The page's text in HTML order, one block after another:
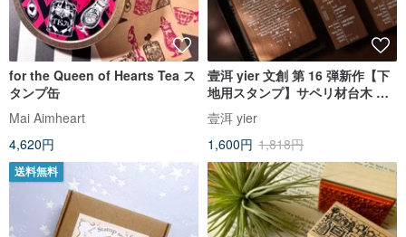
for the Queen of Hearts Tea ス
タンプ缶
Mai Aimheart
4,620円
壹洱 yier 文創 第 16 弾新作【下
地用スタンプ】サペリ材台木 手
帳用スタンプ 赤ゴム
壹洱 yier
1,600円 1,818円
送料無料